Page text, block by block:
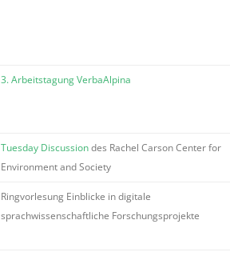
3. Arbeitstagung VerbaAlpina
Tuesday Discussiondes Rachel Carson Center for
Environment and Society
Ringvorlesung Einblicke in digitale
sprachwissenschaftliche Forschungsprojekte